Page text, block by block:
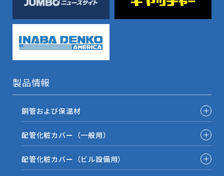
製品情報
銅管および保温材
配管化粧カバー（一般用）
配管化粧カバー（ビル設備用）